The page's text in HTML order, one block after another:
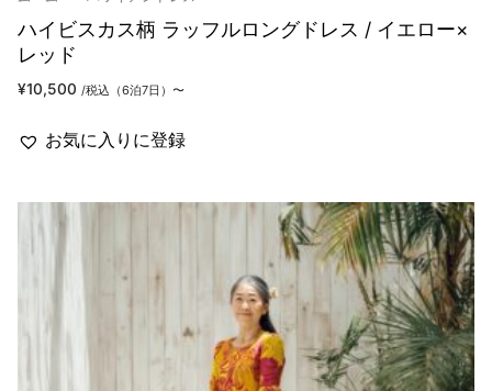
ハイビスカス柄 ラッフルロングドレス / イエロー×
レッド
¥10,500 /税込（6泊7日）〜
お気に入りに登録